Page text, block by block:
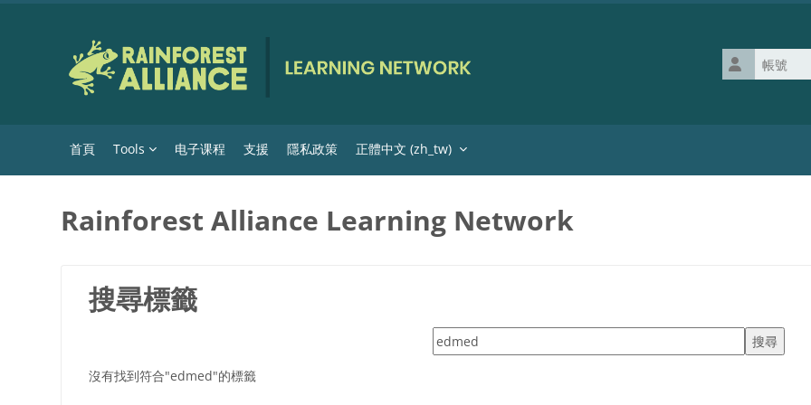
帳號
首頁 Tools 电子课程 支援 隱私政策 正體中文 ‎(zh_tw)‎
Rainforest Alliance Learning Network
搜尋標籤
搜尋標籤
沒有找到符合"edmed"的標籤